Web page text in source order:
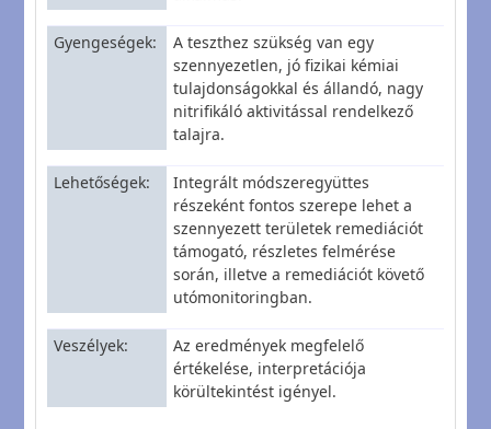
Gyengeségek
A teszthez szükség van egy
szennyezetlen, jó fizikai kémiai
tulajdonságokkal és állandó, nagy
nitrifikáló aktivitással rendelkező
talajra.
Lehetőségek
Integrált módszeregyüttes
részeként fontos szerepe lehet a
szennyezett területek remediációt
támogató, részletes felmérése
során, illetve a remediációt követő
utómonitoringban.
Veszélyek
Az eredmények megfelelő
értékelése, interpretációja
körültekintést igényel.